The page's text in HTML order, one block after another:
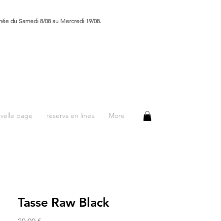
du Samedi 8/08 au Mercredi 19/08.
page reserva en línea More
Tasse Raw Black